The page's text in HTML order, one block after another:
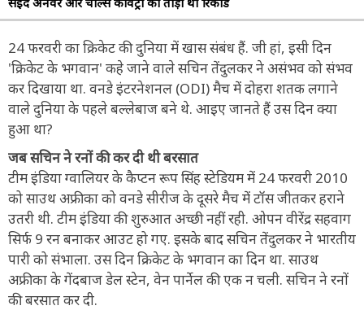
24 फरवरी का क्रिकेट की दुनिया में खास संबंध हैं. जी हां, इसी दिन
'क्रिकेट के भगवान' कहे जाने वाले सचिन तेंदुलकर ने असंभव को संभव
कर दिखाया था. वनडे इंटरनेशनल (ODI) मैच में दोहरा शतक लगाने
वाले दुनिया के पहले बल्लेबाज बने थे. आइए जानते हैं उस दिन क्या
हुआ था?
जब सचिन ने रनों की कर दी थी बरसात
टीम इंडिया ग्वालियर के कैप्टन रूप सिंह स्टेडियम में 24 फरवरी 2010
को साउथ अफ्रीका को वनडे सीरीज के दूसरे मैच में टॉस जीतकर हराने
उतरी थी. टीम इंडिया की शुरुआत अच्छी नहीं रही. ओपन वीरेंद्र सहवाग
सिर्फ 9 रन बनाकर आउट हो गए. इसके बाद सचिन तेंदुलकर ने भारतीय
पारी को संभाला. उस दिन क्रिकेट के भगवान का दिन था. साउथ
अफ्रीका के गेंदबाज डेल स्टेन, वेन पार्नेल की एक न चली. सचिन ने रनों
की बरसात कर दी.